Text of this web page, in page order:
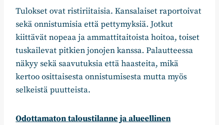
Tulokset ovat ristiriitaisia. Kansalaiset raportoivat
sekä onnistumisia että pettymyksiä. Jotkut
kiittävät nopeaa ja ammattitaitoista hoitoa, toiset
tuskailevat pitkien jonojen kanssa. Palautteessa
näkyy sekä saavutuksia että haasteita, mikä
kertoo osittaisesta onnistumisesta mutta myös
selkeistä puutteista.
Odottamaton taloustilanne ja alueellinen